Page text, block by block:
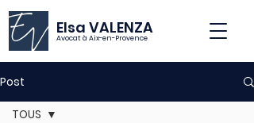
Elsa VALENZA
Avocat à Aix-en-Provence
Post
TOUS